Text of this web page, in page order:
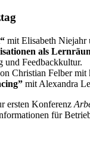
mit Elisabeth Niejahr
als
Feedbackkultur.
Christian Felber mit
mit Alexandra
ersten Konferenz
für